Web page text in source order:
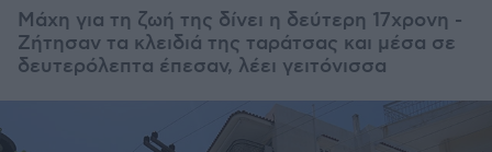
Μάχη για τη ζωή της δίνει η δεύτερη 17χρονη -
Ζήτησαν τα κλειδιά της ταράτσας και μέσα σε
δευτερόλεπτα έπεσαν, λέει γειτόνισσα